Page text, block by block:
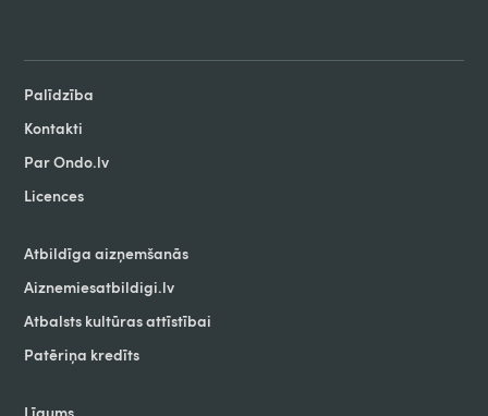
Palīdzība
Kontakti
Par Ondo.lv
Licences
Atbildīga aizņemšanās
Aiznemiesatbildigi.lv
Atbalsts kultūras attīstībai
Patēriņa kredīts